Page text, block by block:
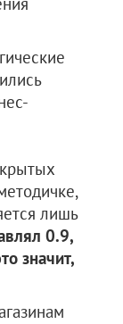
лишь
0.9,
значит,